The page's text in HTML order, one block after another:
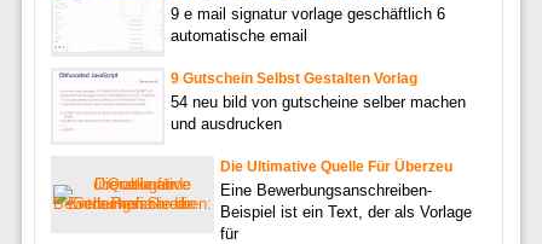
9 e mail signatur vorlage geschäftlich 6
automatische email
9 Gutschein Selbst Gestalten Vorlag
54 neu bild von gutscheine selber machen
und ausdrucken
Die Ultimative Quelle Für Überzeu
Eine Bewerbungsanschreiben-
Beispiel ist ein Text, der als Vorlage
für